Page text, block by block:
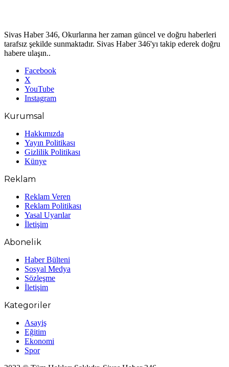
Sivas Haber 346, Okurlarına her zaman güncel ve doğru haberleri
tarafsız şekilde sunmaktadır. Sivas Haber 346'yı takip ederek doğru
habere ulaşın..
Facebook
X
YouTube
Instagram
Kurumsal
Hakkımızda
Yayın Politikası
Gizlilik Politikası
Künye
Reklam
Reklam Veren
Reklam Politikası
Yasal Uyarılar
İletişim
Abonelik
Haber Bülteni
Sosyal Medya
Sözleşme
İletişim
Kategoriler
Asayiş
Eğitim
Ekonomi
Spor